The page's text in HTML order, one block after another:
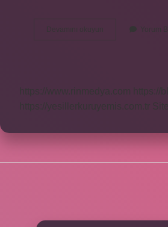
Devamını okuyun
Peygamberimizin
Allahın
Boşanmadır
Hadisinin
Yorum
https://www.rinmedya.com
https://
https://yesillerkuruyemis.com.tr